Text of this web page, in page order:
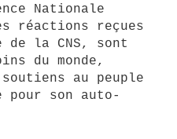
Nationale
réactions reçues
la CNS, sont
du monde,
au peuple
son auto-